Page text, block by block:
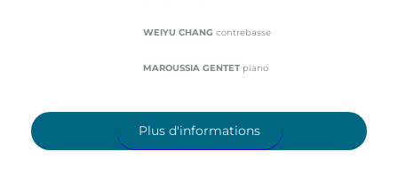
WEIYU CHANG contrebasse
MAROUSSIA GENTET piano
Plus d'informations